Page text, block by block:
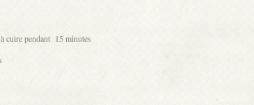
cuire pendant 15 minutes